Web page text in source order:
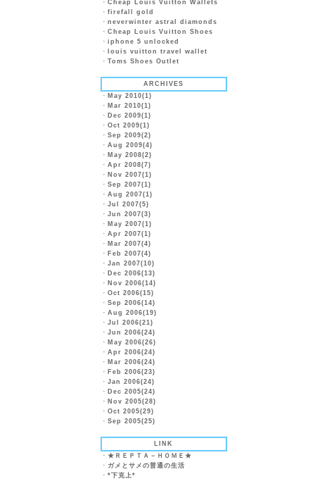
・ Cheap Louis Vuitton Wallets
・ firefall gold
・ neverwinter astral diamonds
・ Cheap Louis Vuitton Shoes
・ iphone 5 unlocked
・
louis vuitton travel wallet
・ Toms Shoes Outlet
ARCHIVES
・ May 2010(1)
・ Mar 2010(1)
・ Dec 2009(1)
・ Oct 2009(1)
・ Sep 2009(2)
・ Aug 2009(4)
・ May 2008(2)
・ Apr 2008(7)
・ Nov 2007(1)
・ Sep 2007(1)
・ Aug 2007(1)
・ Jul 2007(5)
・ Jun 2007(3)
・ May 2007(1)
・ Apr 2007(1)
・ Mar 2007(4)
・ Feb 2007(4)
・ Jan 2007(10)
・ Dec 2006(13)
・ Nov 2006(14)
・ Oct 2006(15)
・ Sep 2006(14)
・ Aug 2006(19)
・ Jul 2006(21)
・ Jun 2006(24)
・ May 2006(26)
・ Apr 2006(24)
・ Mar 2006(24)
・ Feb 2006(23)
・ Jan 2006(24)
・ Dec 2005(24)
・ Nov 2005(28)
・ Oct 2005(29)
・ Sep 2005(25)
LINK
・ ★ＲＥＰＴＡ－ＨＯＭＥ★
・ ガメとサメの普通の生活
・ *下克上*